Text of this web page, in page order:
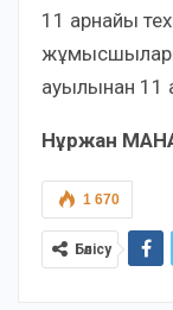
11 арнайы
ауылынан 11
Нұржан
1 670
Бөлісу